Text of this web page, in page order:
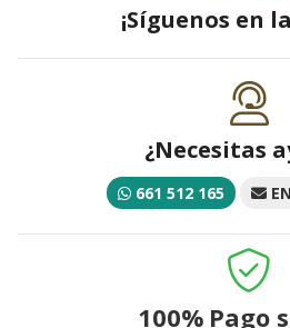
¡Síguenos en
¿Necesitas
661 512 165
100% Pago